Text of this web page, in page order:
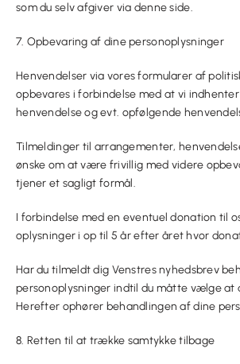
som du selv afgiver via denne side.
7. Opbevaring af dine personoplysninger
Henvendelser via vores formularer af
opbevares i forbindelse med at vi
henvendelse og evt. opfølgende
Tilmeldinger til arrangementer,
ønske om at være frivillig med videre
tjener et sagligt formål.
I forbindelse med en eventuel donation til
oplysninger i op til 5 år efter året hvor
Har du tilmeldt dig Venstres nyhedsbrev
personoplysninger indtil du måtte vælge at
Herefter ophører behandlingen af dine
8. Retten til at trække samtykke tilbage